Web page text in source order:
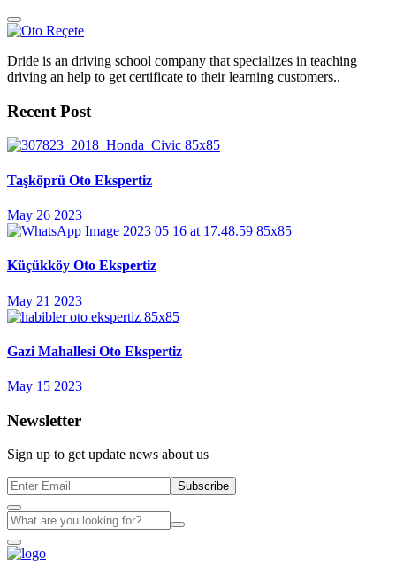
Dride is an driving school company that specializes in teaching
driving an help to get certificate to their learning customers..
Recent Post
Taşköprü Oto Ekspertiz
May 26 2023
Küçükköy Oto Ekspertiz
May 21 2023
Gazi Mahallesi Oto Ekspertiz
May 15 2023
Newsletter
Sign up to get update news about us
Subscribe